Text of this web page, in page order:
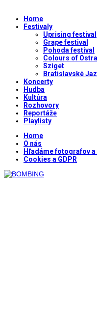
Home
Festivaly
Uprising festival
Grape festival
Pohoda festival
Colours of
Sziget
Bratislavské
Koncerty
Hudba
Kultúra
Rozhovory
Reportáže
Playlisty
Home
O nás
Hľadáme fotografov
Cookies a GDPR